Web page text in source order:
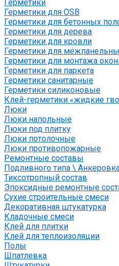
Герметики
Герметики для OSB
Герметики для бетонных
Герметики для дерева
Герметики для кровли
Герметики для
Герметики для монтажа
Герметики для паркета
Герметики санитарные
Герметики силиконовые
Клей-герметики «жидкие
Люки
Люки напольные
Люки под плитку
Люки потолочные
Люки противопожарные
Ремонтные составы
Подливного типа \
Тиксотропный состав
Эпоксидные ремонтные
Сухие строительные смеси
Декоративная штукатурка
Кладочные смеси
Клей для плитки
Клей для теплоизоляции
Полы
Шпатлевка